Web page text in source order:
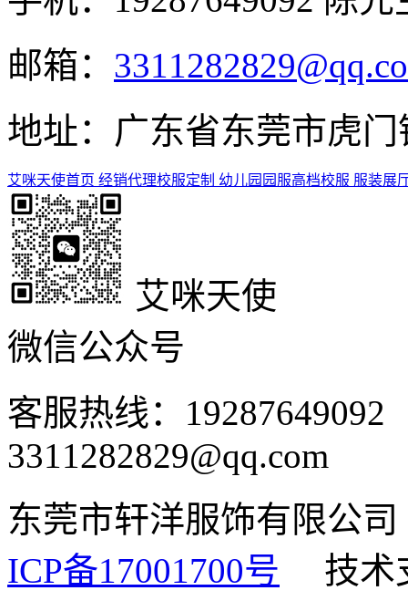
邮箱：
地址：广东省东莞市虎
艾咪天使首页 经销代理校服定制 幼儿园园服高档校服 服装展
艾咪天使
微信公众号
客服热线：
3311282829@qq.com
东莞市轩洋服饰有限
ICP备17001700号 技术